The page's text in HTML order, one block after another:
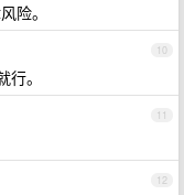
险。
10
。
11
12